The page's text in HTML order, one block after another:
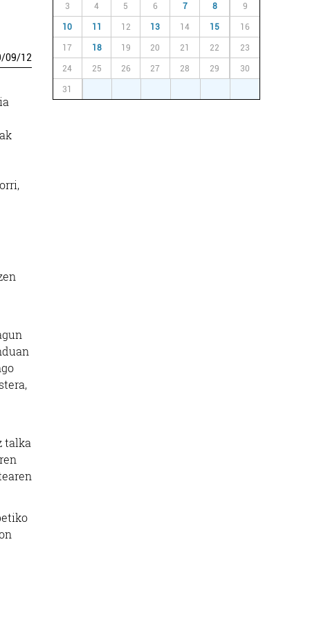
/09/12
talka
3 4 5 6 7 8 9
10 11 12 13 14 15 16
17 18 19 20 21 22 23
24 25 26 27 28 29 30
31